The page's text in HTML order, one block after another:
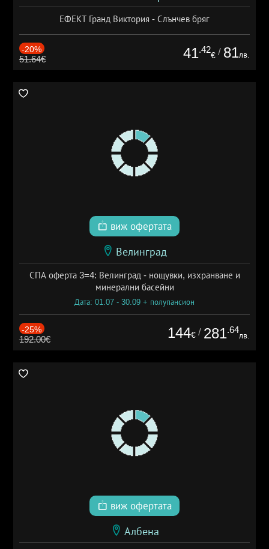
ЕФЕКТ Гранд Виктория - Слънчев бряг
-20%
51.64€ 41.42
€ / 81лв.
виж офертата
Велинград
СПА оферта 3=4: Велинград - нощувки, изхранване и
минерални басейни
Дата: 01.07 - 30.09 + полупансион
-25%
192.00€ 144€ / 281.64
лв.
виж офертата
Албена